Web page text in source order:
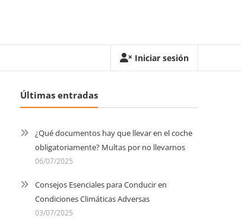
Iniciar sesión
Últimas entradas
¿Qué documentos hay que llevar en el coche
obligatoriamente? Multas por no llevarnos
06/07/2025
Consejos Esenciales para Conducir en
Condiciones Climáticas Adversas
03/07/2025